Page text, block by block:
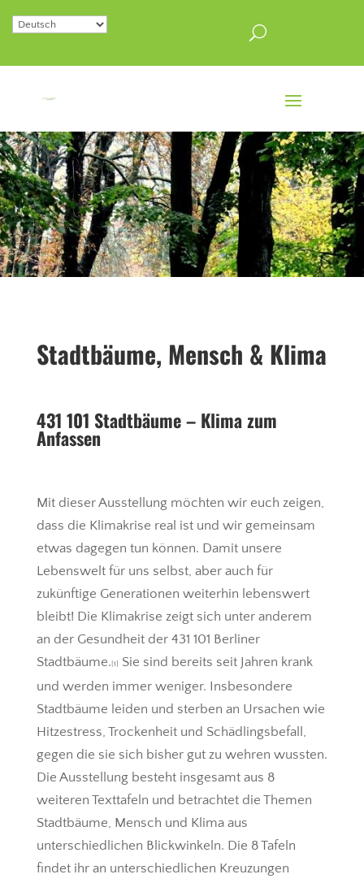
Stadtbäume, Mensch & Klima
431 101 Stadtbäume – Klima zum
Anfassen
Mit dieser Ausstellung möchten wir euch zeigen,
dass die Klimakrise real ist und wir gemeinsam
etwas dagegen tun können. Damit unsere
Lebenswelt für uns selbst, aber auch für
zukünftige Generationen weiterhin lebenswert
bleibt! Die Klimakrise zeigt sich unter anderem
an der Gesundheit der 431 101 Berliner
Stadtbäume. [1]
Sie sind bereits seit Jahren krank
und werden immer weniger. Insbesondere
Stadtbäume leiden und sterben an Ursachen wie
Hitzestress, Trockenheit und Schädlingsbefall,
gegen die sie sich bisher gut zu wehren wussten.
Die Ausstellung besteht insgesamt aus 8
weiteren Texttafeln und betrachtet die Themen
Stadtbäume, Mensch und Klima aus
unterschiedlichen Blickwinkeln. Die 8 Tafeln
findet ihr an unterschiedlichen Kreuzungen